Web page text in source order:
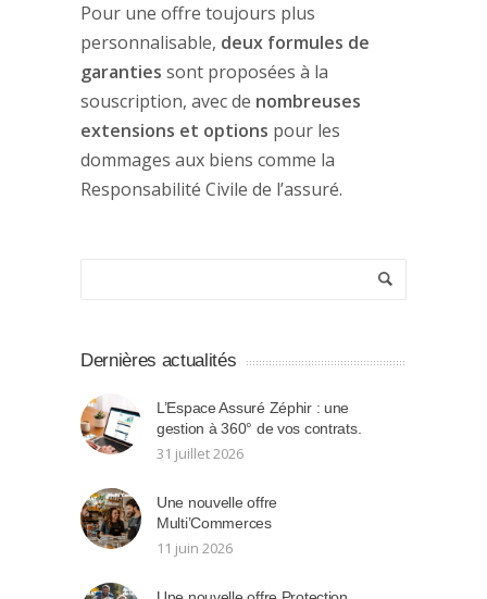
Pour une offre toujours plus
personnalisable, deux formules de
garanties sont proposées à la
souscription, avec de nombreuses
extensions et options pour les
dommages aux biens comme la
Responsabilité Civile de l’assuré.
Dernières actualités
L’Espace Assuré Zéphir : une
gestion à 360° de vos contrats.
31 juillet 2026
Une nouvelle offre
Multi’Commerces
11 juin 2026